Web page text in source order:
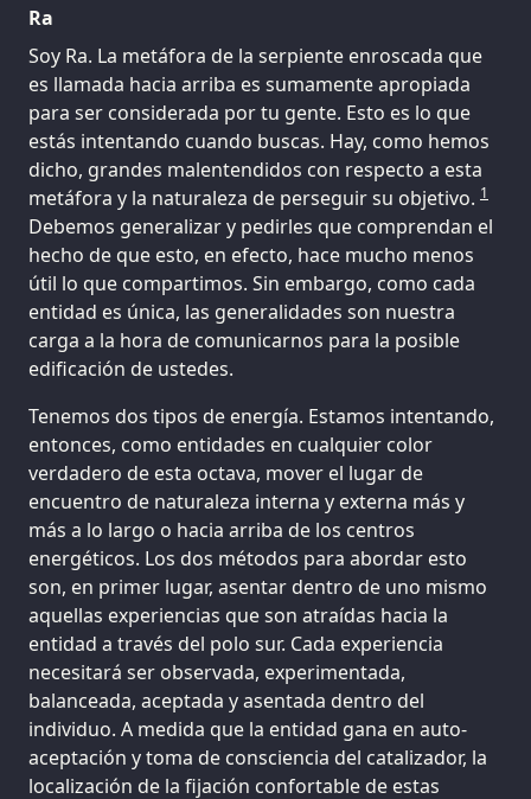
Ra
Soy Ra. La metáfora de la serpiente enroscada que
es llamada hacia arriba es sumamente apropiada
para ser considerada por tu gente. Esto es lo que
estás intentando cuando buscas. Hay, como hemos
dicho, grandes malentendidos con respecto a esta
metáfora y la naturaleza de perseguir su objetivo. 1
Debemos generalizar y pedirles que comprendan el
hecho de que esto, en efecto, hace mucho menos
útil lo que compartimos. Sin embargo, como cada
entidad es única, las generalidades son nuestra
carga a la hora de comunicarnos para la posible
edificación de ustedes.
Tenemos dos tipos de energía. Estamos intentando,
entonces, como entidades en cualquier color
verdadero de esta octava, mover el lugar de
encuentro de naturaleza interna y externa más y
más a lo largo o hacia arriba de los centros
energéticos. Los dos métodos para abordar esto
son, en primer lugar, asentar dentro de uno mismo
aquellas experiencias que son atraídas hacia la
entidad a través del polo sur. Cada experiencia
necesitará ser observada, experimentada,
balanceada, aceptada y asentada dentro del
individuo. A medida que la entidad gana en auto-
aceptación y toma de consciencia del catalizador, la
localización de la fijación confortable de estas